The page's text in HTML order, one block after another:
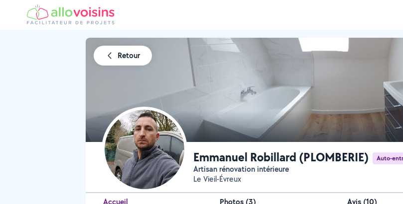
Retour
Emmanuel Robillard (PLOMBERIE) Auto-
Artisan rénovation intérieure
Le Vieil-Évreux
Accueil Photos (3) Avis (10)